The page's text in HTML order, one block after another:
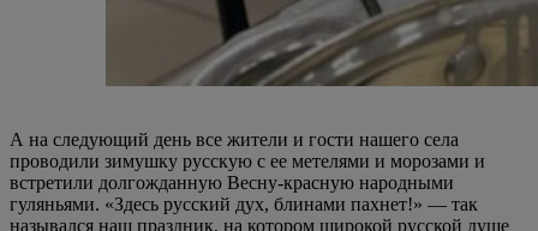
А на следующий день все жители и гости нашего села
проводили зимушку русскую с ее метелями и морозами и
встретили долгожданную Весну-красную народными
гуляньями. «Здесь русский дух, блинами пахнет!» — так
назывался наш праздник, на котором широкой русской душе